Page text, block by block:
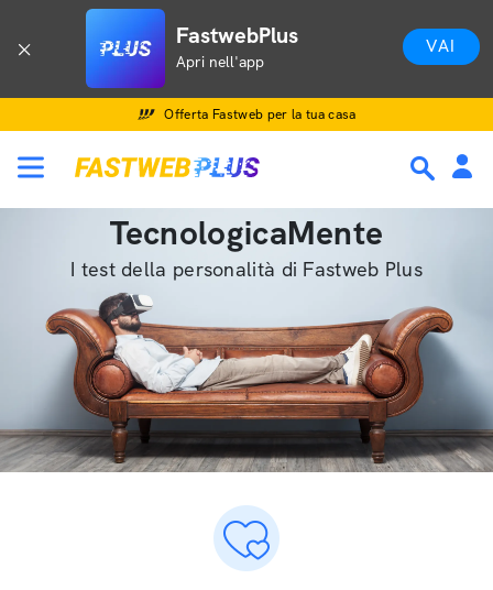
FastwebPlus
Apri nell'app
VAI
Offerta Fastweb per la tua casa
TecnologicaMente
I test della personalità di Fastweb Plus